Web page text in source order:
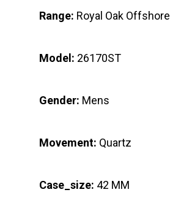
Range: Royal Oak Offshore
Model: 26170ST
Gender: Mens
Movement: Quartz
Case_size: 42 MM